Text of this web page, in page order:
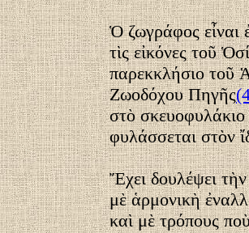
Ὁ ζωγράφος εἶναι
τὶς εἰκόνες τοῦ
παρεκκλήσιο τοῦ
Ζωοδόχου Πηγῆς
στὸ
φυλάσσεται στὸν
Ἔχει δουλέψει
μὲ ἁρμονικὴ
καὶ μὲ τρόπους